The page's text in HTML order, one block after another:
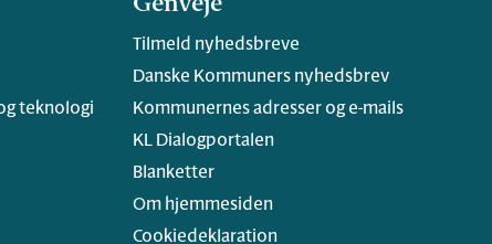
teknologi
Genveje
Tilmeld nyhedsbreve
Danske Kommuners nyhedsbrev
Kommunernes adresser og e-mails
KL Dialogportalen
Blanketter
Om hjemmesiden
Cookiedeklaration